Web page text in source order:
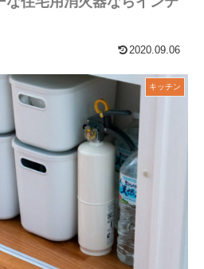
2020.09.06
キッチン